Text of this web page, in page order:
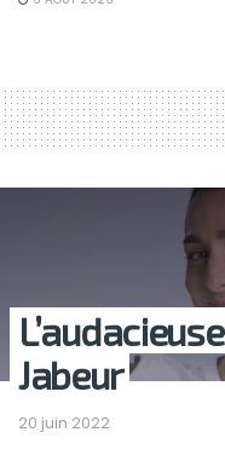
Jabeur
20 juin 2022